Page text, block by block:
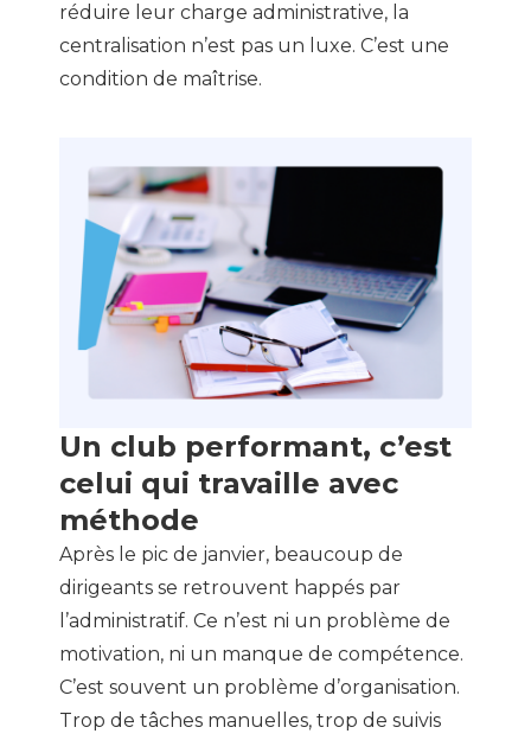
réduire leur charge administrative, la
centralisation n’est pas un luxe. C’est une
condition de maîtrise.
Un club performant, c’est
celui qui travaille avec
méthode
Après le pic de janvier, beaucoup de
dirigeants se retrouvent happés par
l’administratif. Ce n’est ni un problème de
motivation, ni un manque de compétence.
C’est souvent un problème d’organisation.
Trop de tâches manuelles, trop de suivis